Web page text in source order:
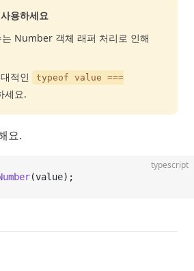
용하세요
는 Number 객체 래퍼 처리로 인해
적인
typeof value ===
세요.
요.
typescript
(value);